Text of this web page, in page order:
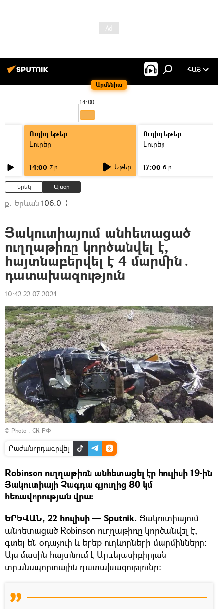
Արմենիա
ՀԱՅ
14:00
Ուղիղ եթեր
Լուրեր
14:00 7 ր Եթեր
Ուղիղ եթեր
Լուրեր
17:00 6 ր
Երեկ Այսօր
ք. Երևան 106.0
Յակուտիայում անհետացած
ուղղաթիռը կործանվել է,
հայտնաբերվել է 4 մարմին․
դատախազություն
10:42 22.07.2024
© Photo : СК РФ
Բաժանորդագրվել
Robinson ուղղաթիռն անհետացել էր հուլիսի 19-ին
Յակուտիայի Չագդա գյուղից 80 կմ
հեռավորության վրա։
ԵՐԵՎԱՆ, 22 հուլիսի — Sputnik. Յակուտիայում
անհետացած Robinson ուղղաթիռը կործանվել է,
գտել են օդաչուի և երեք ուղևորների մարմինները:
Այս մասին հայտնում է Արևելասիբիրյան
տրանսպորտային դատախազությունը։